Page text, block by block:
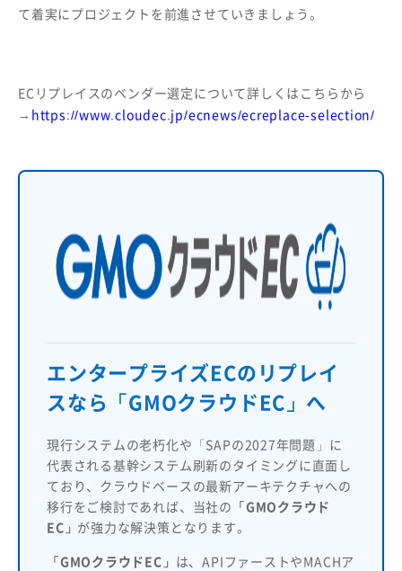
て着実にプロジェクトを前進させていきましょう。
ECリプレイスのベンダー選定について詳しくはこちらから
→ https://www.cloudec.jp/ecnews/ecreplace-selection/
エンタープライズECのリプレイ
スなら「GMOクラウドEC」へ
現行システムの老朽化や「SAPの2027年問題」に
代表される基幹システム刷新のタイミングに直面し
ており、クラウドベースの最新アーキテクチャへの
移行をご検討であれば、当社の 「GMOクラウド
EC」 が強力な解決策となります。
「GMOクラウドEC」 は、APIファーストやMACHア